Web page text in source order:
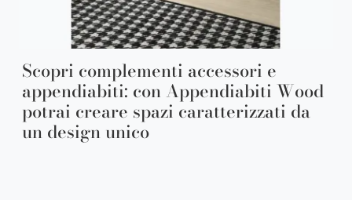
Scopri complementi accessori e
appendiabiti: con Appendiabiti Wood
potrai creare spazi caratterizzati da
un design unico